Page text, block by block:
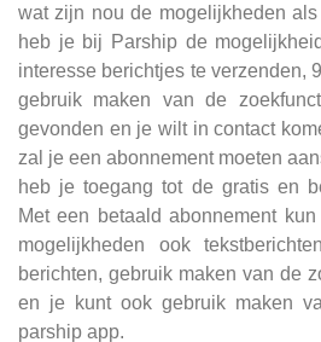
wat zijn nou de mogelijkheden
heb je bij Parship de
interesse berichtjes te verzenden,
gebruik maken van de
gevonden en je wilt in contact
zal je een abonnement moeten
heb je toegang tot de gratis en
Met een betaald abonnement
mogelijkheden ook
berichten, gebruik maken van de
en je kunt ook gebruik maken
parship app.